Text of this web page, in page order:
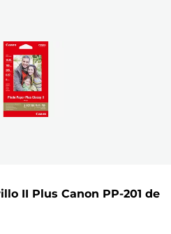
II Plus Canon PP-201 de